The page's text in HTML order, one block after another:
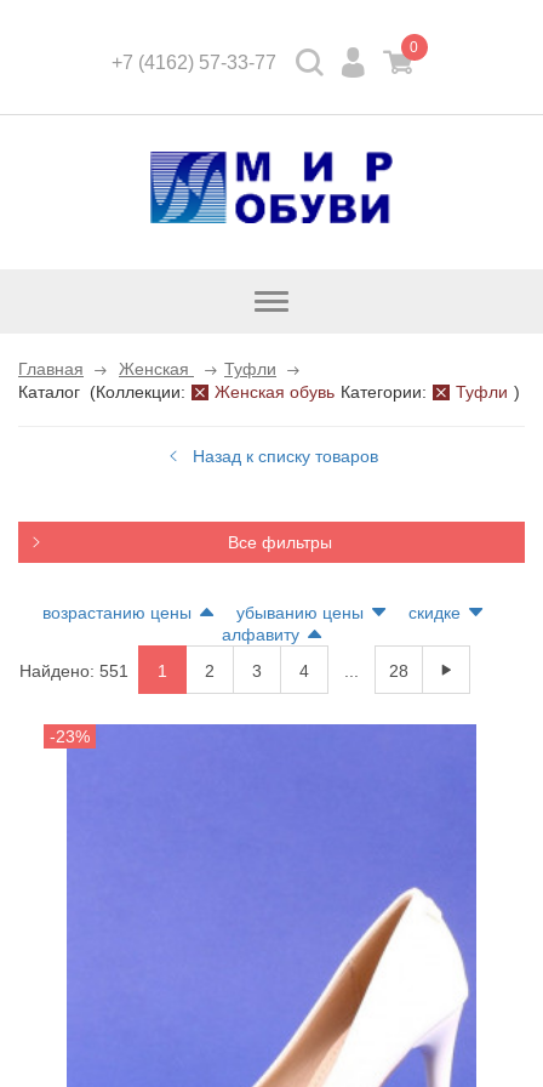
+7 (4162) 57-33-77
0
Открыть
Главная Женская
Туфли
Каталог (Коллекции: Женская обувь Категории: Туфли )
Назад к списку товаров
Все фильтры
возрастанию цены убыванию цены
скидке
алфавиту
Найдено: 551
1 2 3 4 28